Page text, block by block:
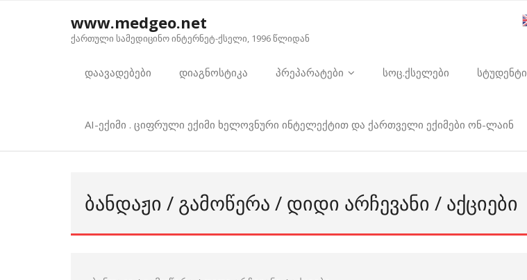
www.medgeo.net
ქართული სამედიცინო ინტერნეტ-ქსელი, 1996 წლიდან
დაავადებები დიაგნოსტიკა პრეპარატები სოც.ქსელები სტუდენტი
AI-ექიმი . ციფრული ექიმი ხელოვნური ინტელექტით და ქართველი ექიმები ონ-ლაინ
ᲑᲐᲜᲓᲐᲟᲘ / ᲒᲐᲛᲝᲬᲔᲠᲐ / ᲓᲘᲓᲘ ᲐᲠᲩᲔᲕᲐᲜᲘ / ᲐᲥᲪᲘᲔᲑᲘ